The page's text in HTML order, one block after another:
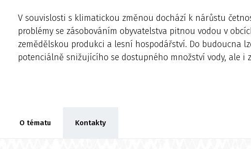
V souvislosti s klimatickou změnou dochází k nárůstu
problémy se zásobováním obyvatelstva pitnou vodou v
zemědělskou produkci a lesní hospodářství. Do budoucna
potenciálně snižujícího se dostupného množství vody, ale i
O tématu Kontakty